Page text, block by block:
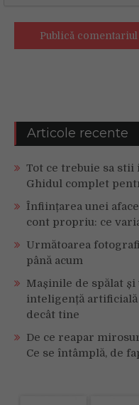
Articole recente
Tot ce trebuie sa stii
Ghidul complet
Înființarea unei
cont propriu: ce
Următoarea
până acum
Mașinile de spălat și
inteligență
decât tine
De ce reapar
Ce se întâmplă, de